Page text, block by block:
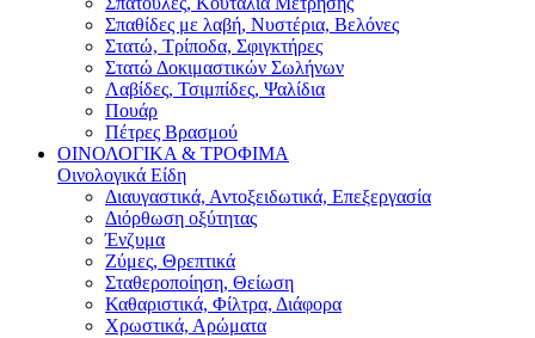
Σπαθίδες με λαβή, Νυστέρια, Βελόνες
Στατώ, Τρίποδα, Σφιγκτήρες
Στατώ Δοκιμαστικών Σωλήνων
Λαβίδες, Τσιμπίδες, Ψαλίδια
Πουάρ
Πέτρες Βρασμού
ΟΙΝΟΛΟΓΙΚΑ & ΤΡΟΦΙΜΑ
Οινολογικά Είδη
Διαυγαστικά, Αντοξειδωτικά, Επεξεργασία
Διόρθωση οξύτητας
Ένζυμα
Ζύμες, Θρεπτικά
Σταθεροποίηση, Θείωση
Καθαριστικά, Φίλτρα, Διάφορα
Χρωστικά, Αρώματα